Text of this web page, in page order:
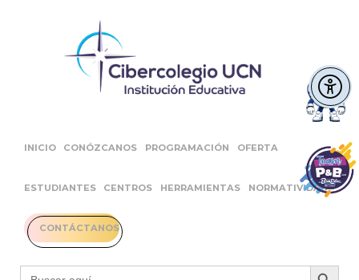
INICIO CONÓZCANOS PROGRAMACIÓN OFERTA
ESTUDIANTES CENTROS HERRAMIENTAS NORMATIVIDAD
CONTÁCTANOS
Buscar: Botón